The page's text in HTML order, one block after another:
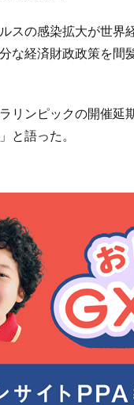
スの感染拡大が世
な経済財政政策を
リンピックの開催延
と語った。